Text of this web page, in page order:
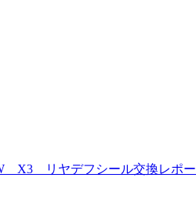
リヤデフシール交換レポー